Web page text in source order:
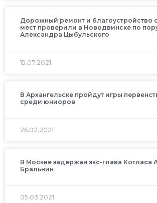
Дорожный ремонт и благоустройство
мест проверили в Новодвинске по
Александра Цыбульского
15.07.2021
В Архангельске пройдут игры
среди юниоров
26.02.2021
В Москве задержан экс-глава Котласа
Бральнин
05.03.2021